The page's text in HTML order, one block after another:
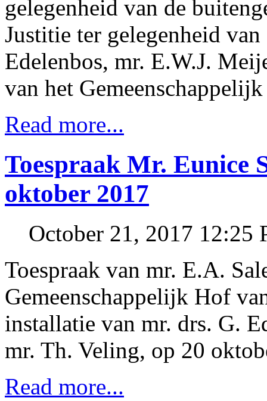
gelegenheid van de
Justitie ter gelegenheid
Edelenbos, mr. E.W.J.
van het
Read more...
Toespraak Mr. Eunice
oktober 2017
October 21, 2017 12:25
Toespraak van mr. E.A.
Gemeenschappelijk Hof
installatie van mr. drs. G.
mr. Th. Veling, op 20
Read more...